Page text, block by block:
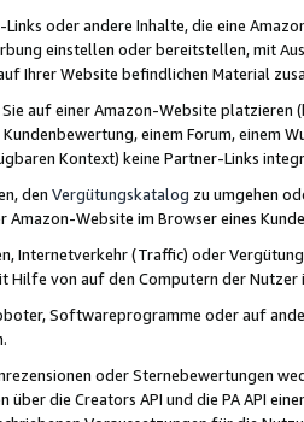
Links oder andere Inhalte, die eine
einstellen oder bereitstellen, mit
Ihrer Website befindlichen Material
auf einer Amazon-Website
einem Forum, einem
Kontext) keine Partner-Links
den Vergütungskatalog zu umgehen
Amazon-Website im Browser eines
Internetverkehr (Traffic) oder
Hilfe von auf den Computern der
Softwareprogramme oder auf
oder Sternebewertungen
über die Creators API und die PA API